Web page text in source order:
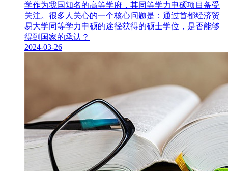
学作为我国知名的高等学府，其同等学力申硕项目备受
关注。很多人关心的一个核心问题是：通过首都经济贸
易大学同等学力申硕的途径获得的硕士学位，是否能够
得到国家的承认？
2024-03-26